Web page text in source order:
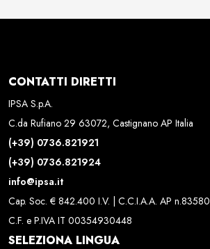
CONTATTI DIRETTI
IPSA S.p.A.
C.da Rufiano 29 63072, Castignano AP Italia
(+39) 0736.821921
(+39) 0736.821924
info@ipsa.it
Cap. Soc. € 842.400 I.V. | C.C.I.A.A. AP n.83580
C.F. e P.IVA IT 00354930448
SELEZIONA LINGUA